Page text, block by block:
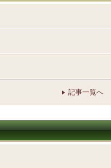
記事一覧へ